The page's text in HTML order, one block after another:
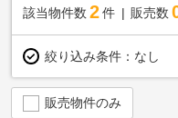
該当物件数 2件 販売数
絞り込み条件： なし
販売物件のみ